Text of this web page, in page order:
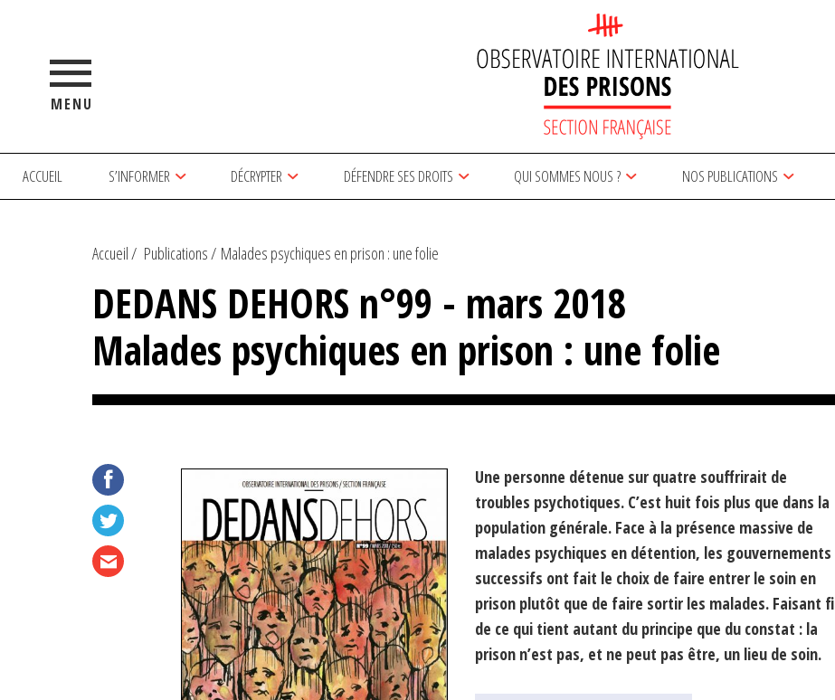
MENU
ACCUEIL S’INFORMER DÉCRYPTER DÉFENDRE SES DROITS QUI SOMMES NOUS ? NOS PUBLICATIONS
Accueil Publications Malades psychiques en prison : une folie
DEDANS DEHORS n°99 - mars 2018
Malades psychiques en prison : une folie
Une personne détenue sur quatre souffrirait de
troubles psychotiques. C’est huit fois plus que dans la
population générale. Face à la présence massive de
malades psychiques en détention, les gouvernements
successifs ont fait le choix de faire entrer le soin en
prison plutôt que de faire sortir les malades. Faisant fi
de ce qui tient autant du principe que du constat : la
prison n’est pas, et ne peut pas être, un lieu de soin.